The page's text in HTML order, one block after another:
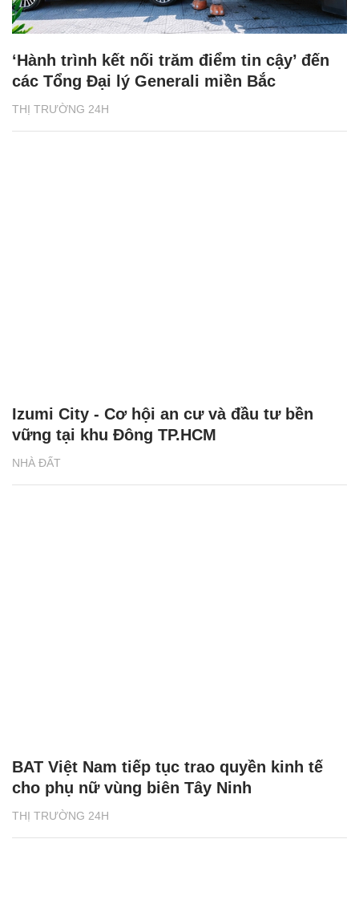
THỊ TRƯỜNG 24H
‘Hành trình kết nối trăm điểm tin cậy’ đến
các Tổng Đại lý Generali miền Bắc
NHÀ ĐẤT
Izumi City - Cơ hội an cư và đầu tư bền
vững tại khu Đông TP.HCM
THỊ TRƯỜNG 24H
BAT Việt Nam tiếp tục trao quyền kinh tế
cho phụ nữ vùng biên Tây Ninh